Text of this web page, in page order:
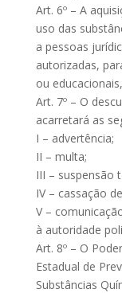
Art. 6º – A
uso das
a pessoas
autorizadas,
ou
Art. 7º – O
acarretará as
I – advertência;
II – multa;
III – suspensão
IV – cassação
V –
à autoridade
Art. 8º – O
Estadual de
Substâncias